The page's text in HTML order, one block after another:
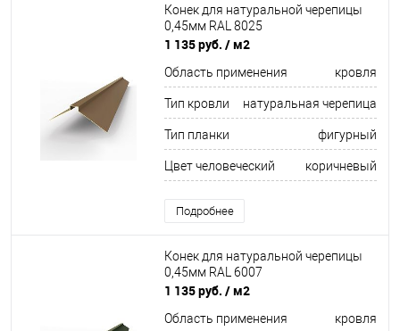
Конек для натуральной черепицы
0,45мм RAL 8025
1 135 руб. / м2
Область применения кровля
Тип кровли натуральная черепица
Тип планки фигурный
Цвет человеческий коричневый
Подробнее
Конек для натуральной черепицы
0,45мм RAL 6007
1 135 руб. / м2
Область применения кровля